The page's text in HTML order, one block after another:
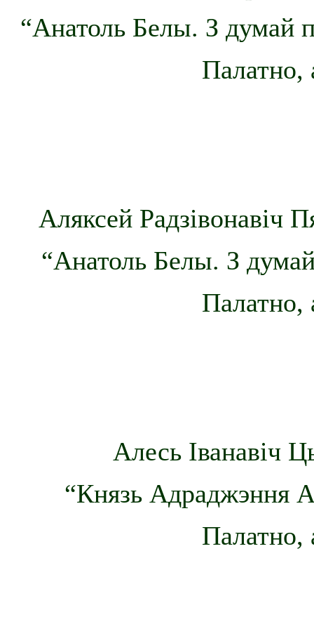
“Анатоль Белы. З думай
Палатно,
Аляксей Радзівонавіч
“Анатоль Белы. З
Палатно,
Алесь Іванавіч
“Князь Адраджэння
Палатно,